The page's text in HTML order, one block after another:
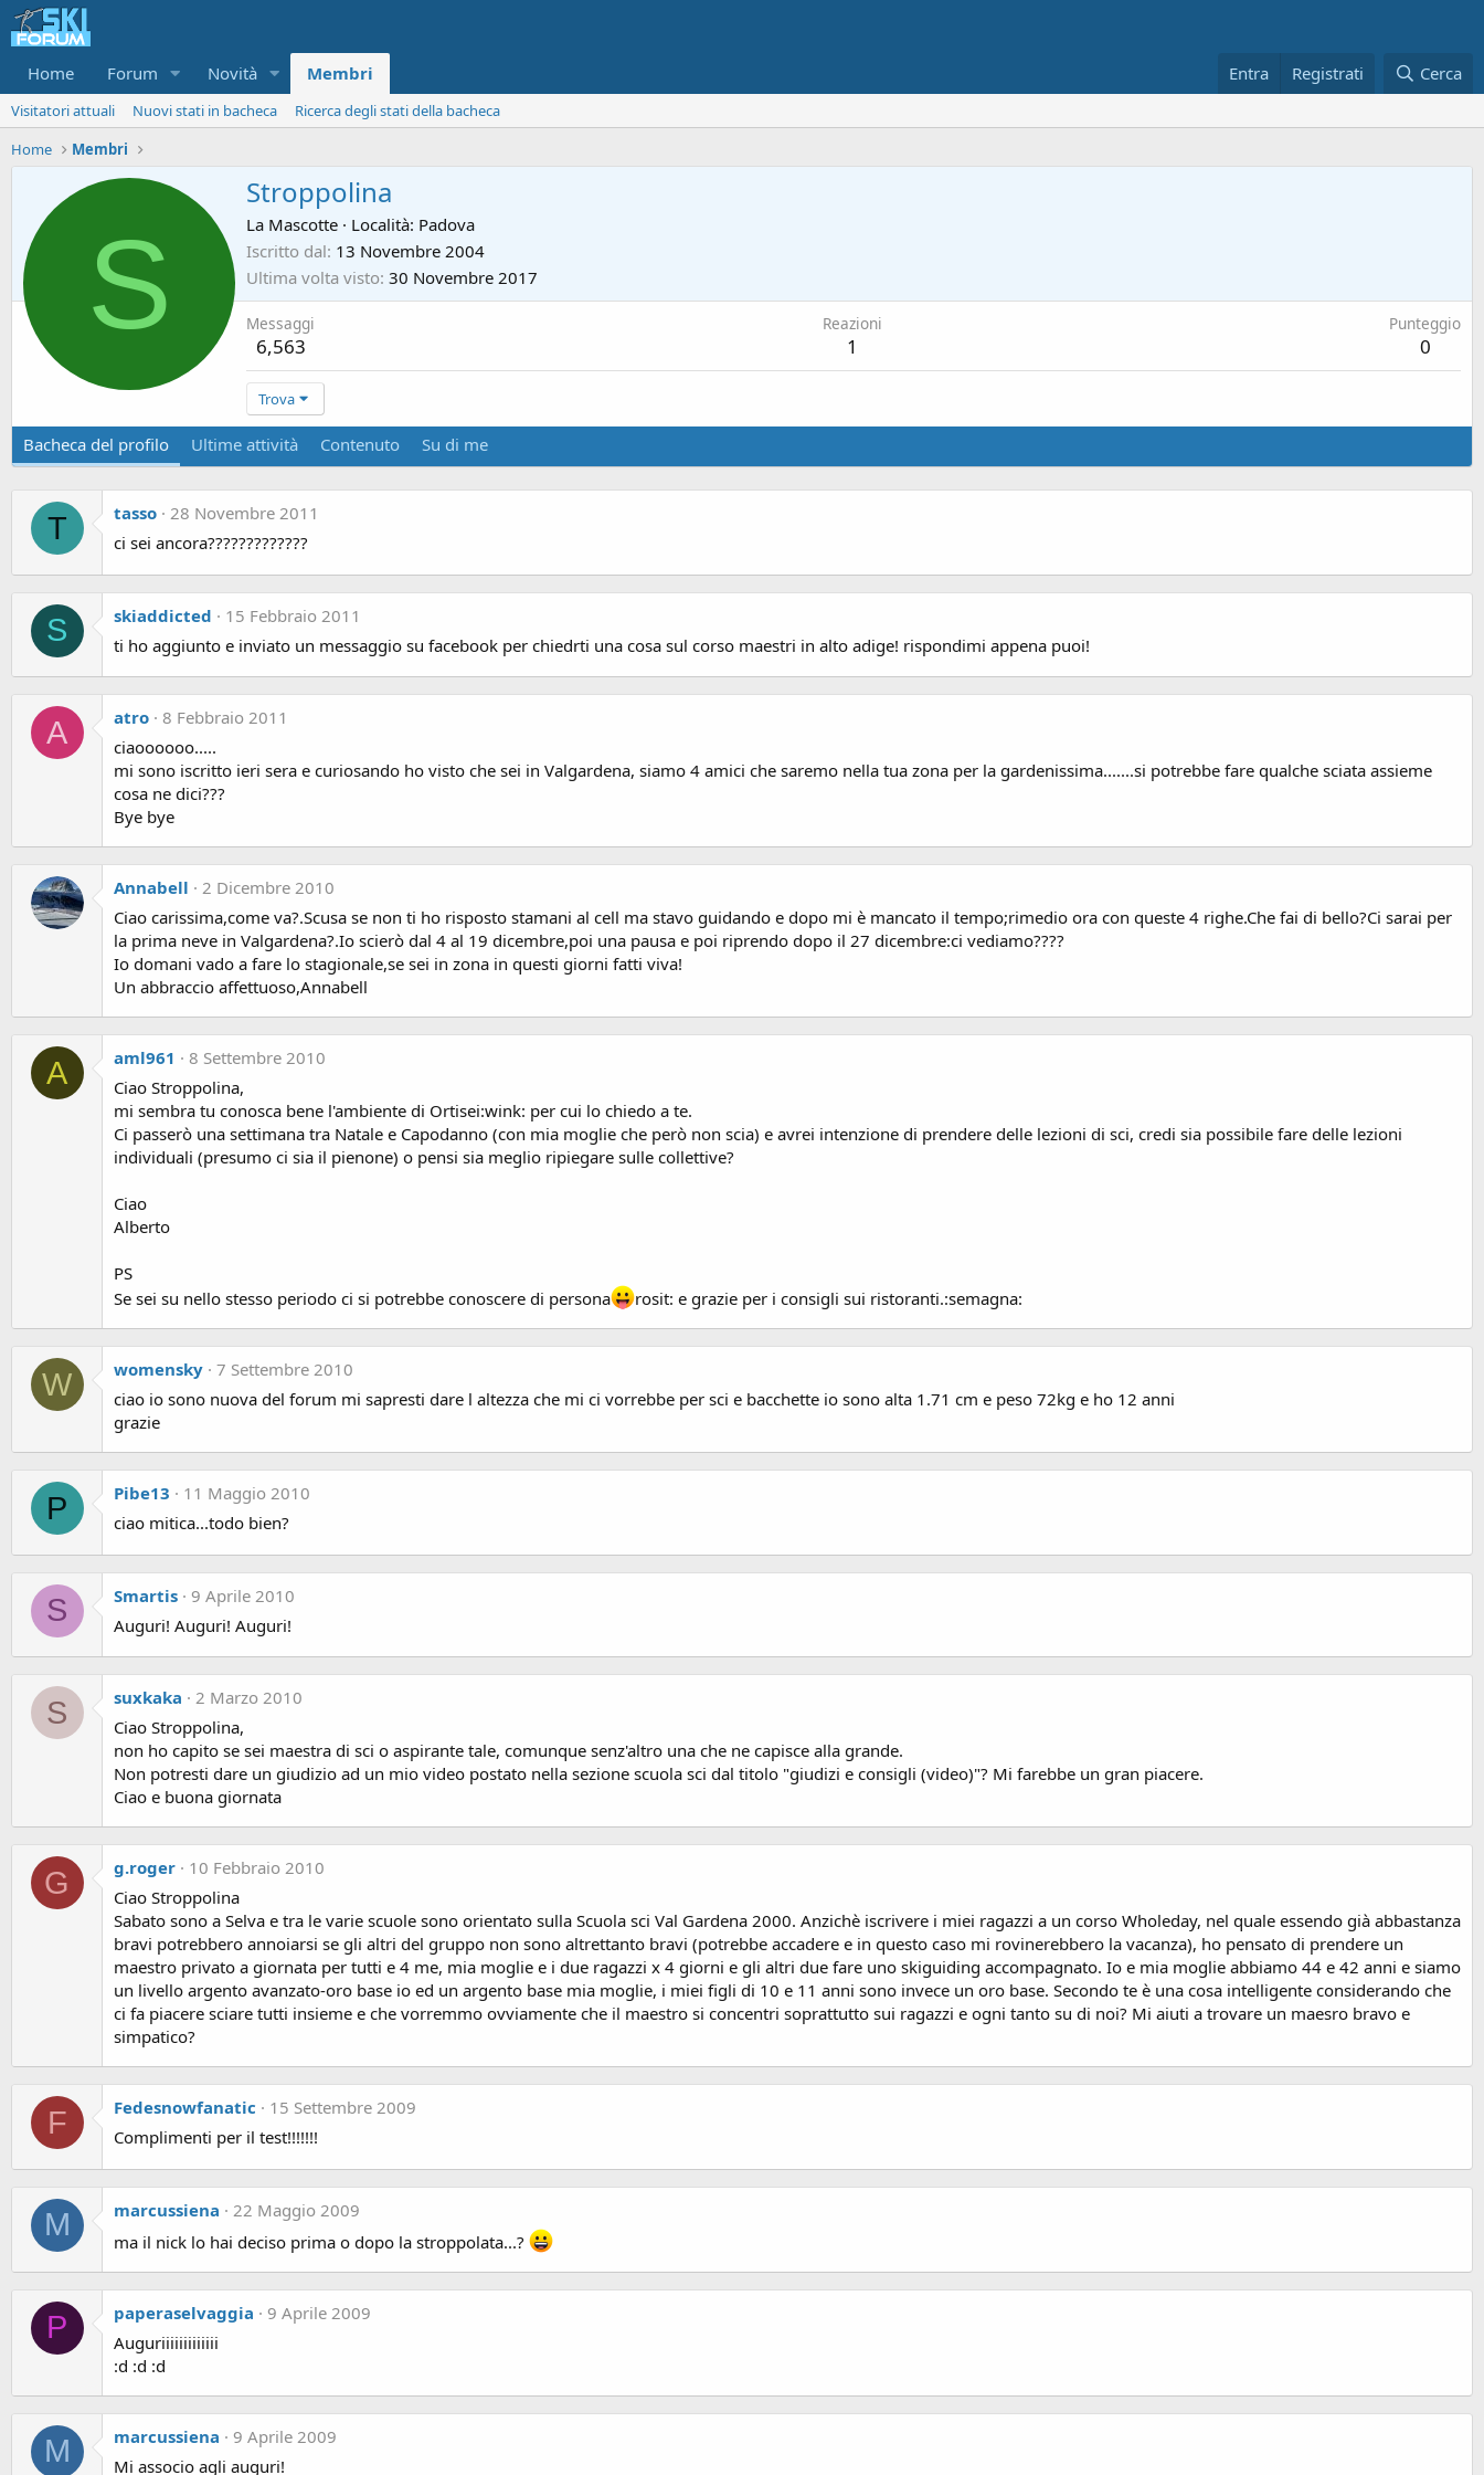
Home Forum Novità Membri Entra Registrati Cerca
Visitatori attuali Nuovi stati in bacheca
Ricerca degli stati della bacheca
Home
Membri
S
Stroppolina
La Mascotte · Località: Padova
Iscritto dal 13 Novembre 2004
Ultima volta visto 30 Novembre 2017
Messaggi
6,563
Reazioni
1
Punteggio
0
Trova
Bacheca del profilo Ultime attività Contenuto Su di me
T tasso 28 Novembre 2011
ci sei ancora?????????????
S skiaddicted
15 Febbraio 2011
ti ho aggiunto e inviato un messaggio su facebook per chiedrti una cosa sul corso maestri in alto adige! rispondimi appena puoi!
A atro 8 Febbraio 2011
ciaoooooo.....
mi sono iscritto ieri sera e curiosando ho visto che sei in Valgardena, siamo 4 amici che saremo nella tua zona per la gardenissima.......si potrebbe fare qualche sciata assieme
cosa ne dici???
Bye bye
Annabell
2 Dicembre 2010
Ciao carissima,come va?.Scusa se non ti ho risposto stamani al cell ma stavo guidando e dopo mi è mancato il tempo;rimedio ora con queste 4 righe.Che fai di bello?Ci sarai per
la prima neve in Valgardena?.Io scierò dal 4 al 19 dicembre,poi una pausa e poi riprendo dopo il 27 dicembre:ci vediamo????
Io domani vado a fare lo stagionale,se sei in zona in questi giorni fatti viva!
Un abbraccio affettuoso,Annabell
A aml961
8 Settembre 2010
Ciao Stroppolina,
mi sembra tu conosca bene l'ambiente di Ortisei:wink: per cui lo chiedo a te.
Ci passerò una settimana tra Natale e Capodanno (con mia moglie che però non scia) e avrei intenzione di prendere delle lezioni di sci, credi sia possibile fare delle lezioni
individuali (presumo ci sia il pienone) o pensi sia meglio ripiegare sulle collettive?
Ciao
Alberto
PS
Se sei su nello stesso periodo ci si potrebbe conoscere di persona
rosit: e grazie per i consigli sui ristoranti.:semagna:
W womensky 7 Settembre 2010
ciao io sono nuova del forum mi sapresti dare l altezza che mi ci vorrebbe per sci e bacchette io sono alta 1.71 cm e peso 72kg e ho 12 anni
grazie
P Pibe13
11 Maggio 2010
ciao mitica...todo bien?
S Smartis
9 Aprile 2010
Auguri! Auguri! Auguri!
S suxkaka
2 Marzo 2010
Ciao Stroppolina,
non ho capito se sei maestra di sci o aspirante tale, comunque senz'altro una che ne capisce alla grande.
Non potresti dare un giudizio ad un mio video postato nella sezione scuola sci dal titolo "giudizi e consigli (video)"? Mi farebbe un gran piacere.
Ciao e buona giornata
G g.roger
10 Febbraio 2010
Ciao Stroppolina
Sabato sono a Selva e tra le varie scuole sono orientato sulla Scuola sci Val Gardena 2000. Anzichè iscrivere i miei ragazzi a un corso Wholeday, nel quale essendo già abbastanza
bravi potrebbero annoiarsi se gli altri del gruppo non sono altrettanto bravi (potrebbe accadere e in questo caso mi rovinerebbero la vacanza), ho pensato di prendere un
maestro privato a giornata per tutti e 4 me, mia moglie e i due ragazzi x 4 giorni e gli altri due fare uno skiguiding accompagnato. Io e mia moglie abbiamo 44 e 42 anni e siamo
un livello argento avanzato-oro base io ed un argento base mia moglie, i miei figli di 10 e 11 anni sono invece un oro base. Secondo te è una cosa intelligente considerando che
ci fa piacere sciare tutti insieme e che vorremmo ovviamente che il maestro si concentri soprattutto sui ragazzi e ogni tanto su di noi? Mi aiuti a trovare un maesro bravo e
simpatico?
F Fedesnowfanatic
15 Settembre 2009
Complimenti per il test!!!!!!!
M marcussiena
22 Maggio 2009
ma il nick lo hai deciso prima o dopo la stroppolata...?
P paperaselvaggia
9 Aprile 2009
Auguriiiiiiiiiiiii
:d :d :d
M marcussiena
9 Aprile 2009
Mi associo agli auguri!